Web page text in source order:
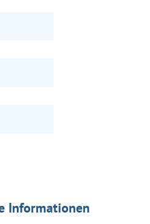
Informationen